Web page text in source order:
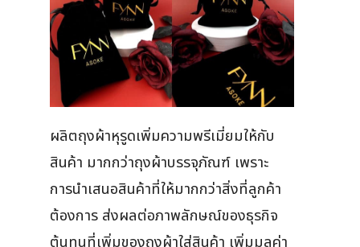
ผลิตถุงผ้าหุรูดเพิ่มความพรีเมี่ยมให้กับ
สินค้า มากกว่าถุงผ้าบรรจุภัณฑ์ เพราะ
การนำเสนอสินค้าที่ให้มากกว่าสิ่งที่ลูกค้า
ต้องการ ส่งผลต่อภาพลักษณ์ของธุรกิจ
ต้นทุนที่เพิ่มของถุงผ้าใส่สินค้า เพิ่มมูลค่า